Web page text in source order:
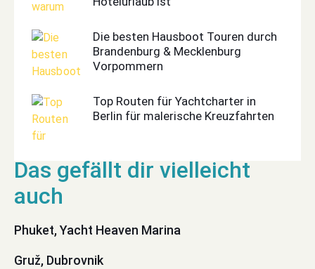
Die besten Hausboot Touren durch
Brandenburg & Mecklenburg
Vorpommern
Top Routen für Yachtcharter in
Berlin für malerische Kreuzfahrten
Phuket, Yacht Heaven Marina
Gruž, Dubrovnik